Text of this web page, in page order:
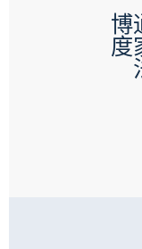
博
度